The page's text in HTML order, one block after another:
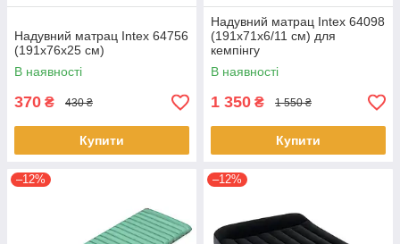
Надувний матрац Intex 64756
(191x76x25 см)
В наявності
370 ₴ 430 ₴
Купити
Надувний матрац Intex 64098
(191х71х6/11 см) для
кемпінгу
В наявності
1 350 ₴ 1 550 ₴
Купити
–12% –12%